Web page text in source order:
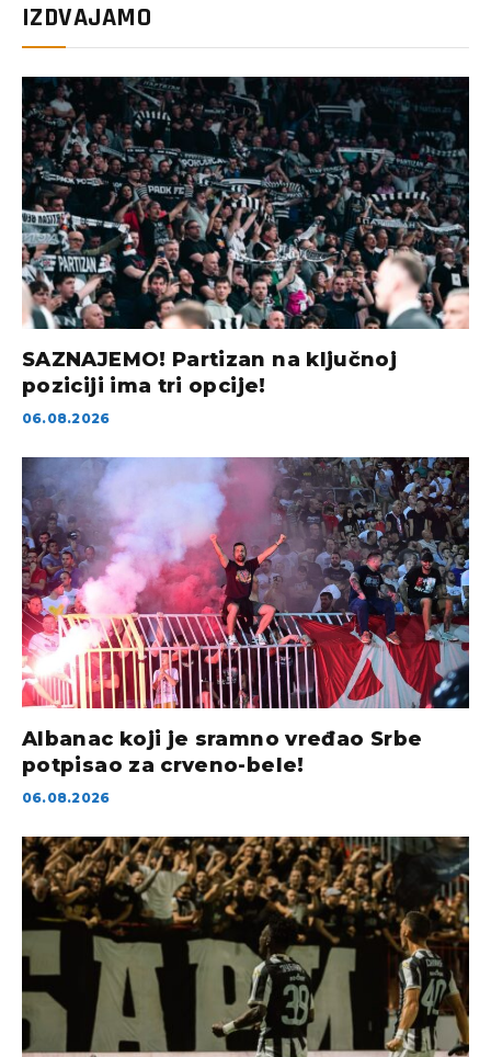
IZDVAJAMO
SAZNAJEMO! Partizan na ključnoj
poziciji ima tri opcije!
06.08.2026
Albanac koji je sramno vređao Srbe
potpisao za crveno-bele!
06.08.2026